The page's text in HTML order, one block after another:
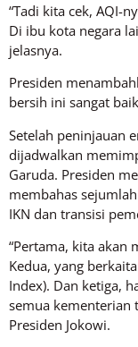
“Tadi kita cek, AQI-
Di ibu kota negara
jelasnya.
Presiden
bersih ini sangat
Setelah peninjauan
dijadwalkan
Garuda. Presiden
membahas
IKN dan transisi
“Pertama, kita akan
Kedua, yang
Index). Dan ketiga,
semua kementerian
Presiden Jokowi.